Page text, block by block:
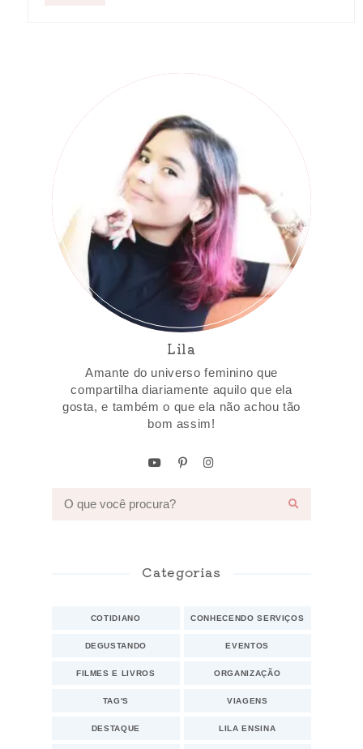
Lila
Amante do universo feminino que
compartilha diariamente aquilo que ela
gosta, e também o que ela não achou tão
bom assim!
Categorias
COTIDIANO CONHECENDO SERVIÇOS
DEGUSTANDO EVENTOS
FILMES E LIVROS ORGANIZAÇÃO
TAG'S VIAGENS
DESTAQUE LILA ENSINA